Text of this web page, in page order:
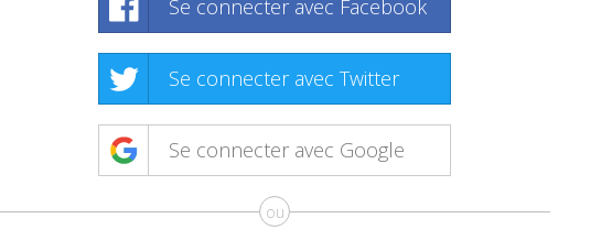
Se connecter avec Facebook
Se connecter avec Twitter
Se connecter avec Google
ou